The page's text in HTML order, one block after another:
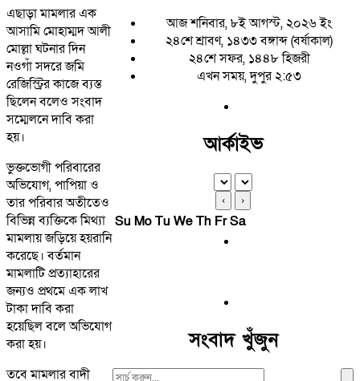
এছাড়া মামলার এক
আসামি মোহাম্মদ আলী
মোল্লা ঘটনার দিন
নওগাঁ সদরে জমি
রেজিস্ট্রির কাজে ব্যস্ত
ছিলেন বলেও সংবাদ
সম্মেলনে দাবি করা
হয়।
ভুক্তভোগী পরিবারের
অভিযোগ, পাপিয়া ও
তার পরিবার অতীতেও
বিভিন্ন ব্যক্তিকে মিথ্যা
মামলায় জড়িয়ে হয়রানি
করেছে। বর্তমান
মামলাটি প্রত্যাহারের
জন্যও প্রথমে এক লাখ
টাকা দাবি করা
হয়েছিল বলে অভিযোগ
করা হয়।
তবে মামলার বাদী
আজ শনিবার, ৮ই আগস্ট, ২০২৬ ইং
২৪শে শ্রাবণ, ১৪৩৩ বঙ্গাব্দ (বর্ষাকাল)
২৪শে সফর, ১৪৪৮ হিজরী
এখন সময়, দুপুর ২:৫৩
আর্কাইভ
‹ ›
Su MoTu WeTh FrSa
সংবাদ খুঁজুন
Search